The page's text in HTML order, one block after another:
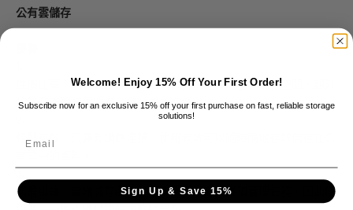
公有雲儲存
性價比高：大多數公有雲供應商都提供免費的基本儲存空間，額外
的儲存空間按需收費，整體成本較低。
輕鬆存取：只要有網路連接，使用者就可以隨時隨地存取儲存在公
無需維護：雲端儲存服務供應商負責所有維護和管理任務，因此使
Welcome! Enjoy 15% Off Your First Order!
Subscribe now for an exclusive 15% off your first purchase on fast, reliable storage
solutions!
Sign Up & Save 15%